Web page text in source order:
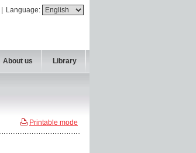
Language:
About us Library
Printable mode